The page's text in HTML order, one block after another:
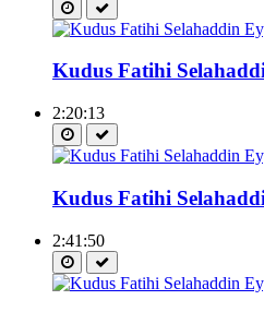
Kudus Fatihi
2:20:13
Kudus Fatihi
2:41:50